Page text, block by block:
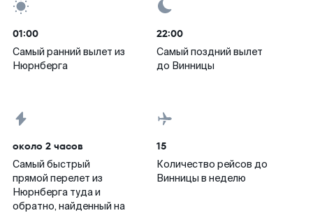
01:00
Самый ранний вылет из
Нюрнберга
22:00
Самый поздний вылет
до Винницы
около 2 часов
Самый быстрый
прямой перелет из
Нюрнберга туда и
обратно, найденный на
15
Количество рейсов до
Винницы в неделю